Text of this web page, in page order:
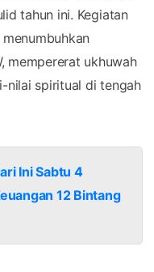
tahun ini. Kegiatan
mempererat ukhuwah
nilai spiritual di tengah
Ini Sabtu 4
12 Bintang